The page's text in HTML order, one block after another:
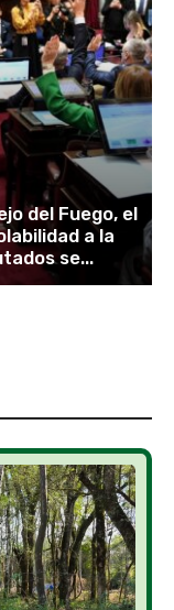
del Fuego, el
a la
se...